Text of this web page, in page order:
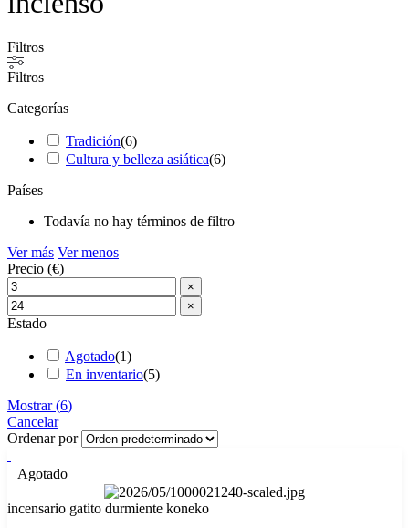
Filtros
Filtros
Categorías
Tradición(6)
Cultura y belleza asiática(6)
Países
Todavía no hay términos de filtro
Ver más Ver menos
Precio (€)
×
×
Estado
Agotado(1)
En inventario(5)
Mostrar(6)
Cancelar
Ordenar por
Agotado
incensario gatito durmiente koneko